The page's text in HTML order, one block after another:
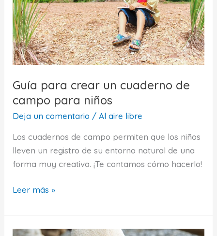
Guía para crear un cuaderno de
campo para niños
Deja un comentario /Al aire libre
Los cuadernos de campo permiten que los niños
lleven un registro de su entorno natural de una
forma muy creativa. ¡Te contamos cómo hacerlo!
Guía
crear
un
Leer más »